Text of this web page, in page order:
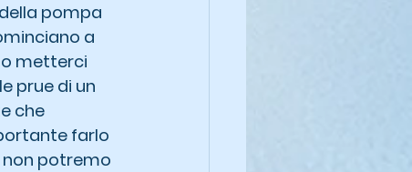
pompa
a
metterci
prue di un
che
farlo
non potremo